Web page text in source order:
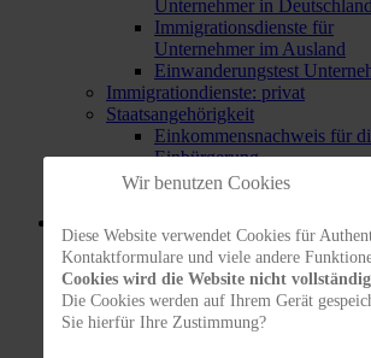
Unternehmer in Deutschland
Immigrationsdienste für
Unternehmer im Ausland
Einwanderungstest
Immigrationdienste: privat
Staatsangehörigkeit
Einkommensnachweis für
Einbürgerung
Einbürgerung in Deutschland
Arbeitsrecht
Einreise
Allgemeine Fragen zum
Aufenthalt
Allgemeine
Wir benutzen Cookies
Diese Website verwendet Cookies für
Kontaktformulare und viele andere
Cookies wird die Website nicht
Die Cookies werden auf Ihrem Gerät
Sie hierfür Ihre Zustimmung?